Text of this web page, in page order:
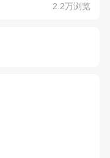
2.2万浏览